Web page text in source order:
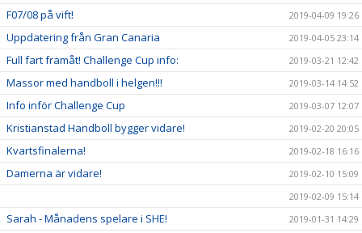
F07/08 på vift! 2019-04-09 19:26
Uppdatering från Gran Canaria 2019-04-05 23:14
Full fart framåt! Challenge Cup info: 2019-03-21 12:42
Massor med handboll i helgen!!! 2019-03-14 14:52
Info inför Challenge Cup 2019-03-07 12:07
Kristianstad Handboll bygger vidare! 2019-02-20 20:05
Kvartsfinalerna! 2019-02-18 16:16
Damerna är vidare!
2019-02-10 15:09
2019-02-09 15:14
Sarah - Månadens spelare i SHE! 2019-01-31 14:29